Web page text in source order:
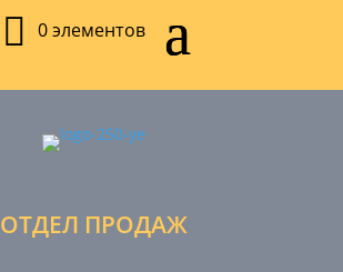
0 элементов
ОТДЕЛ ПРОДАЖ